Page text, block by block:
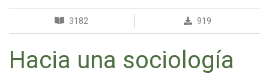
3182 919
Hacia una sociología